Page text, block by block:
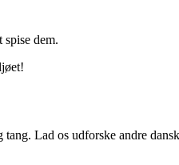
dem.
Lad os udforske andre